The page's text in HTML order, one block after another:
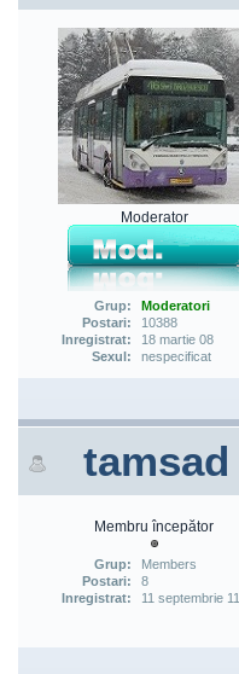
Moderator
Grup:
Moderatori
Postari:
10388
Inregistrat:
18 martie 08
Sexul:
nespecificat
tamsad
Membru începător
Grup:
Members
Postari:
8
Inregistrat:
11 septembrie 11